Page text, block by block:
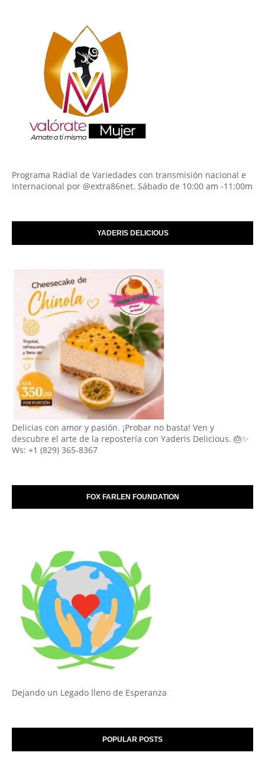
Programa Radial de Variedades con transmisión nacional e
Internacional por @extra86net. Sábado de 10:00 am -11:00m
YADERIS DELICIOUS
Delicias con amor y pasión. ¡Probar no basta! Ven y
descubre el arte de la repostería con Yaderis Delicious. 🎂✨
Ws: +1 (829) 365-8367
FOX FARLEN FOUNDATION
Dejando un Legado lleno de Esperanza
POPULAR POSTS